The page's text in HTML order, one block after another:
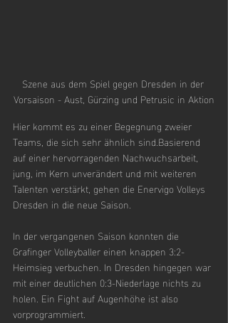
Szene aus dem Spiel gegen Dresden in der
Vorsaison - Aust, Gürzing und Petrusic in Aktion
Hier kommt es zu einer Begegnung zweier
Teams, die sich sehr ähnlich sind.Basierend
auf einer hervorragenden Nachwuchsarbeit,
jung, im Kern unverändert und mit weiteren
Talenten verstärkt, gehen die Enervigo Volleys
Dresden in die neue Saison.
In der vergangenen Saison konnten die
Grafinger Volleyballer einen knappen 3:2-
Heimsieg verbuchen. In Dresden hingegen war
mit einer deutlichen 0:3-Niederlage nichts zu
holen. Ein Fight auf Augenhöhe ist also
vorprogrammiert.